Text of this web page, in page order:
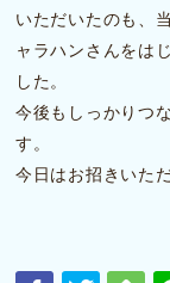
いただいたのも、
ャラハンさんをは
した。
今後もしっかりつ
す。
今日はお招きいた